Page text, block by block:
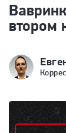
втором